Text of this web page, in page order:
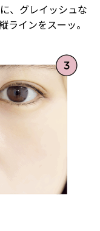
、グレイッシュな
ラインをスーッ。